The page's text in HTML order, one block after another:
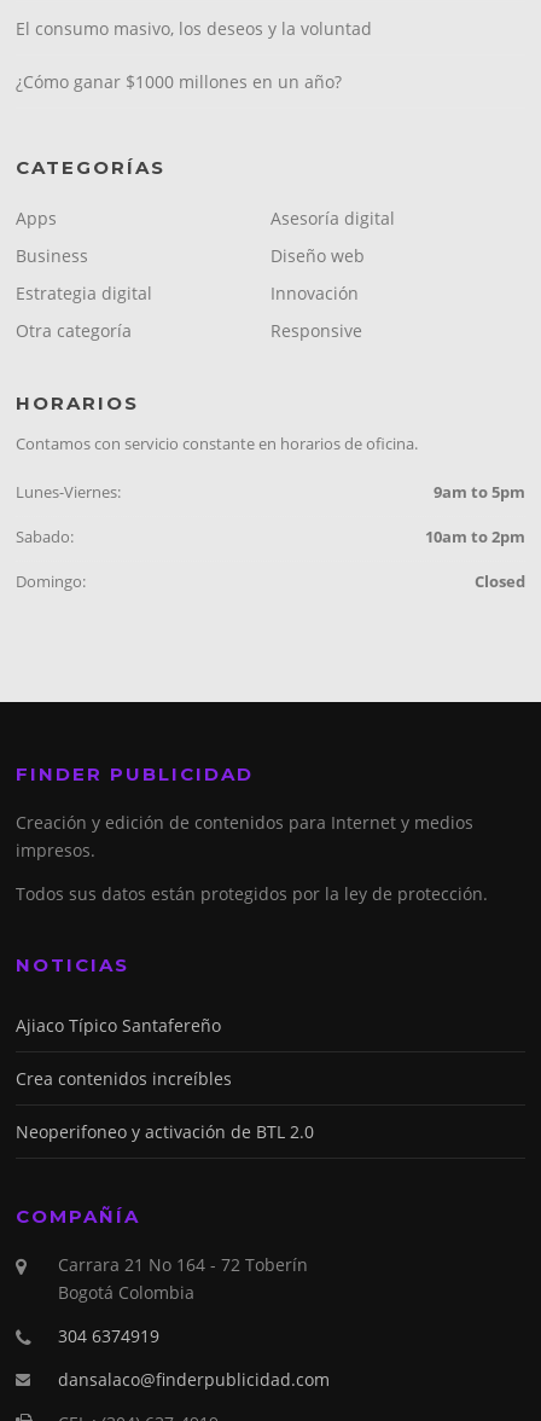
El consumo masivo, los deseos y la voluntad
¿Cómo ganar $1000 millones en un año?
CATEGORÍAS
Apps
Asesoría digital
Business
Diseño web
Estrategia digital
Innovación
Otra categoría
Responsive
HORARIOS
Contamos con servicio constante en horarios de oficina.
Lunes-Viernes: 9am to 5pm
Sabado: 10am to 2pm
Domingo: Closed
FINDER PUBLICIDAD
Creación y edición de contenidos para Internet y medios
impresos.
Todos sus datos están protegidos por la ley de protección.
NOTICIAS
Ajiaco Típico Santafereño
Crea contenidos increíbles
Neoperifoneo y activación de BTL 2.0
COMPAÑÍA
Carrara 21 No 164 - 72 Toberín
Bogotá Colombia
304 6374919
dansalaco@finderpublicidad.com